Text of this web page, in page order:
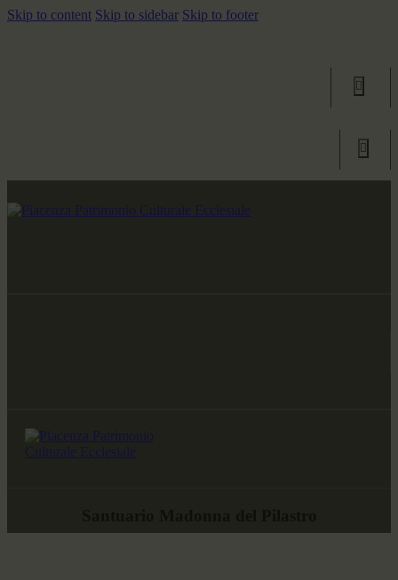
Skip to content Skip to sidebar Skip to footer